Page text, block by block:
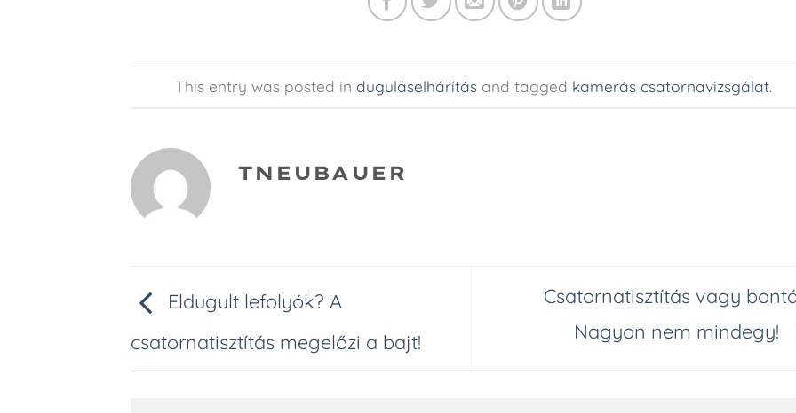
This entry was posted induguláselhárítás and tagged kamerás csatornavizsgálat.
TNEUBAUER
Eldugult lefolyók? A
csatornatisztítás megelőzi a bajt!
Csatornatisztítás vagy
Nagyon nem mindegy!